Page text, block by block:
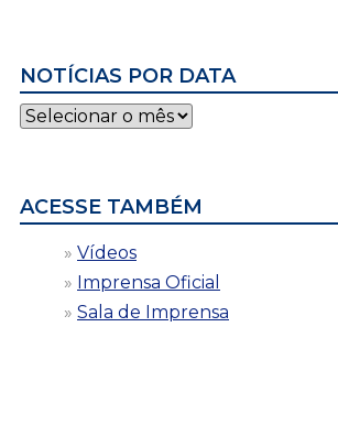
NOTÍCIAS POR DATA
Notícias
por
ACESSE TAMBÉM
Vídeos
Imprensa Oficial
Sala de Imprensa